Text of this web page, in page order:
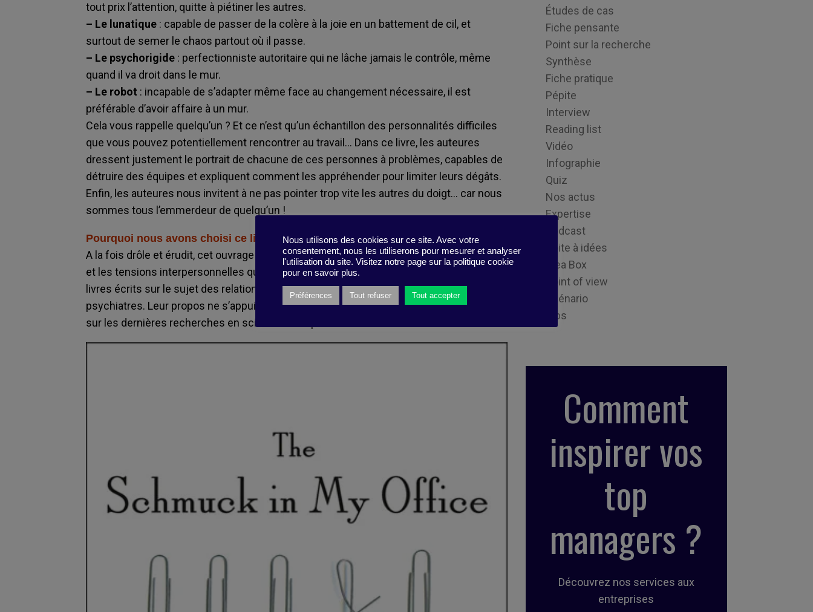
tout prix l’attention, quitte à piétiner les autres.
– Le lunatique : capable de passer de la colère à la joie en un battement de cil, et
surtout de semer le chaos partout où il passe.
– Le psychorigide : perfectionniste autoritaire qui ne lâche jamais le contrôle, même
quand il va droit dans le mur.
– Le robot : incapable de s’adapter même face au changement nécessaire, il est
préférable d’avoir affaire à un mur.
Cela vous rappelle quelqu’un ? Et ce n’est qu’un échantillon des personnalités difficiles
que vous pouvez potentiellement rencontrer au travail… Dans ce livre, les auteures
dressent justement le portrait de chacune de ces personnes à problèmes, capables de
détruire des équipes et expliquent comment les appréhender pour limiter leurs dégâts.
Enfin, les auteures nous invitent à ne pas pointer trop vite les autres du doigt… car nous
sommes tous l’emmerdeur de quelqu’un !
Pourquoi nous avons choisi ce livre :
A la fois drôle et érudit, cet ouvrage offre un regard lucide sur le monde de l’entreprise
et les tensions interpersonnelles qui s’y jouent. Petit plus par rapport aux nombreux
livres écrits sur le sujet des relations difficiles au travail : les auteures sont ici
psychiatres. Leur propos ne s’appuie donc pas uniquement sur des observations, mais
sur les dernières recherches en sciences comportementales.
Études de cas
Fiche pensante
Point sur la recherche
Synthèse
Fiche pratique
Pépite
Interview
Reading list
Vidéo
Infographie
Quiz
Nos actus
Expertise
Podcast
Boite à idées
Idea Box
Point of view
Scénario
Tips
Comment
inspirer vos
top
managers ?
Découvrez nos services aux
entreprises
Nous utilisons des cookies sur ce site. Avec votre
consentement, nous les utiliserons pour mesurer et analyser
l'utilisation du site. Visitez notre page sur la politique cookie
pour en savoir plus.
Préférences Tout refuser Tout accepter